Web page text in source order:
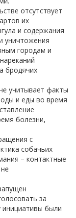
отсутствует
их
и содержания
уничтожения
городам и
бродячих
учитывает факты
и еды во время
болезни,
с
собачьих
– контактные
за
инициативы были